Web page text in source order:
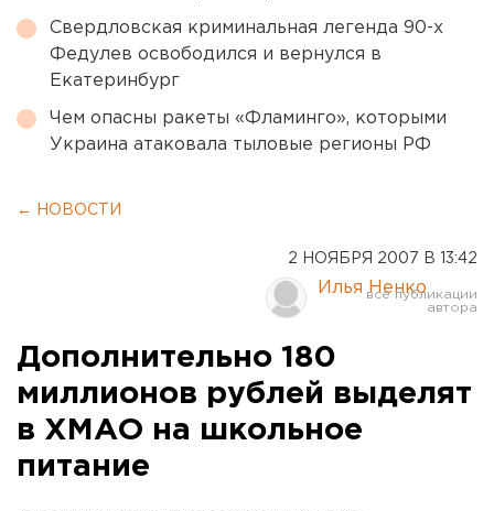
Свердловская криминальная легенда 90-х
Федулев освободился и вернулся в
Екатеринбург
Чем опасны ракеты «Фламинго», которыми
Украина атаковала тыловые регионы РФ
← НОВОСТИ
2 НОЯБРЯ 2007 В 13:42
Илья Ненко
Дополнительно 180
миллионов рублей выделят
в ХМАО на школьное
питание